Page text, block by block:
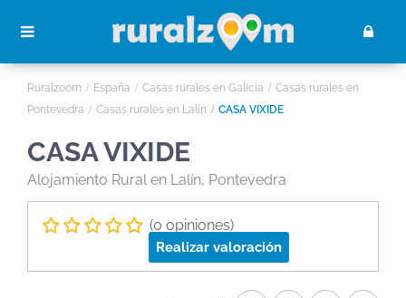
Ruralzoom España Casas rurales en Galicia
Casas rurales en
Pontevedra
Casas rurales en Lalín CASA VIXIDE
CASA VIXIDE
Alojamiento Ruralen Lalín, Pontevedra
(0 opiniones)
Realizar valoración